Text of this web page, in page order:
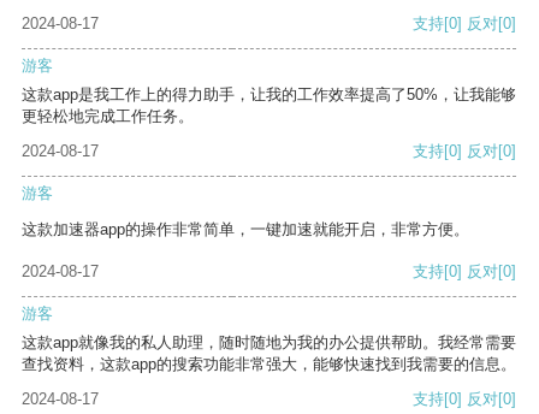
2024-08-17
支持[0] 反对[0]
游客
这款app是我工作上的得力助手，让我的工作效率提高了50%，让我能够
更轻松地完成工作任务。
2024-08-17
支持[0] 反对[0]
游客
这款加速器app的操作非常简单，一键加速就能开启，非常方便。
2024-08-17 支持[0] 反对[0]
游客
这款app就像我的私人助理，随时随地为我的办公提供帮助。我经常需要
查找资料，这款app的搜索功能非常强大，能够快速找到我需要的信息。
2024-08-17
支持[0] 反对[0]